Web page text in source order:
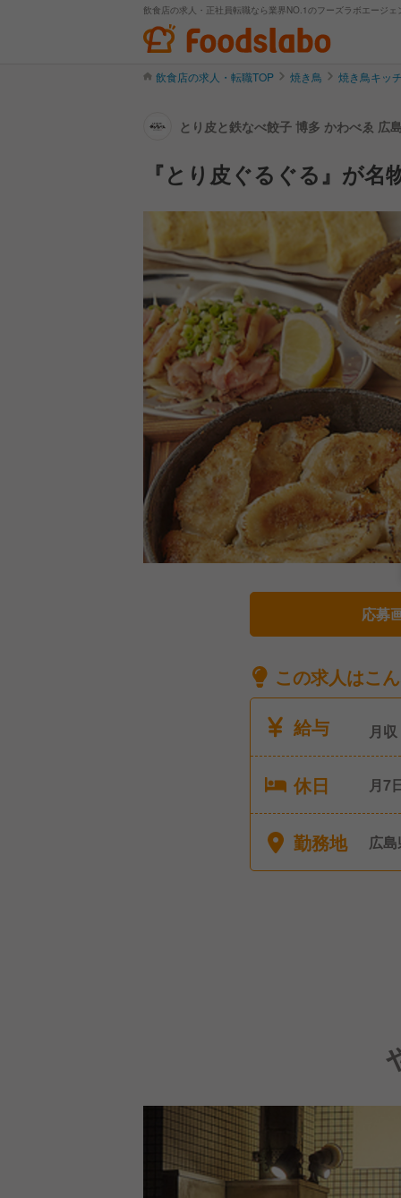
飲食店の求人・正社員転職なら業界NO.1のフーズラボエージェ
飲食店の求人・転職TOP 焼き鳥 焼き鳥キッ
とり皮と鉄なべ餃子 博多 かわべゑ 広
『とり皮ぐるぐる』が
応募
この求人はこ
給与
月収
休日
月7日休み ■リフレ
勤務地 広